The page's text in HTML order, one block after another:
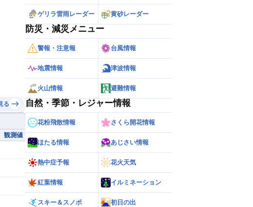
る
観測値
ゲリラ雷雨レーダー 黄砂レーダー
防災・減災メニュー
警報・注意報 台風情報
地震情報 津波情報
火山情報 避難情報
自然・季節・レジャー情報
花粉飛散情報 さくら開花情報
ほたる情報 あじさい情報
熱中症予報 花火天気
紅葉情報 イルミネーション
スキー＆スノボ 初日の出